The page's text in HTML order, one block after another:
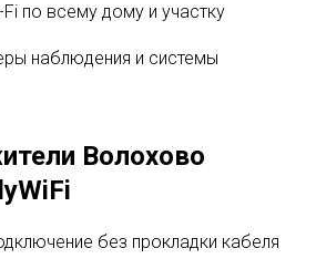
по всему дому и участку
наблюдения и системы
Волохово
без прокладки кабеля